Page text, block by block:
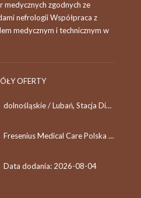
medycznych zgodnych ze
nefrologii Współpraca z
medycznym i technicznym w
OFERTY
dolnośląskie / Lubań, Stacja Dializ
Fresenius Medical Care Polska S.A.
Data dodania: 2026-08-04